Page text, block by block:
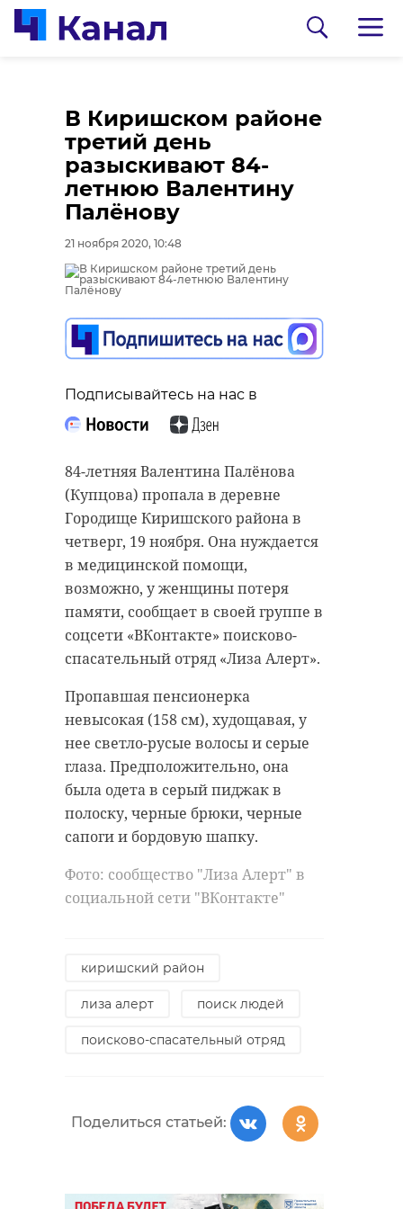
В Киришском районе
третий день
разыскивают 84-
летнюю Валентину
Палёнову
21 ноября 2020, 10:48
Подписывайтесь на нас в
​​​​​​​84-летняя Валентина Палёнова
(Купцова) пропала в деревне
Городище Киришского района в
четверг, 19 ноября. Она нуждается
в медицинской помощи,
возможно, у женщины потеря
памяти, сообщает в своей группе в
соцсети «ВКонтакте» поисково-
спасательный отряд «Лиза Алерт».
Пропавшая пенсионерка
невысокая (158 см), худощавая, у
нее светло-русые волосы и серые
глаза. Предположительно, она
была одета в серый пиджак в
полоску, черные брюки, черные
сапоги и бордовую шапку.
Фото: сообщество "Лиза Алерт" в
социальной сети "ВКонтакте"
киришский район
лиза алерт поиск людей
поисково-спасательный отряд
Поделиться статьей:
0:00 / 0:00
В Белгородской
спас тонущую собаку
20 января 2021, 21:06
Подписывайтесь на нас в
Корреспондент Александр Сашнев
и его оператор снимали сюжет
про подсчет уток для местного
Они уже снимали последние
кадры у водоема. И тут к ним
подбежали взволнованные
местные мальчишки. Дети
кричали, что рядом тонет собака.
Бравый корреспондент, не
раздумывая, кинулся на
помощь. Снял одежду и занырнул
вытащили и согрели.
Сам журналист тоже не пострадал.
У Александра есть опыт в
белгородская область
спасение животных
0:00 / 0:00
В Гатчинском районе
реставрируют
“особняк с
века
18 августа 2020, 16:53
Подписывайтесь на нас в
старый слой краски.
Реставрируют уникальные
витражи в морском стиле.
Впереди шпаклевка дома,
утепление пенькой,
антибиологическая и
противопожарная обработка.